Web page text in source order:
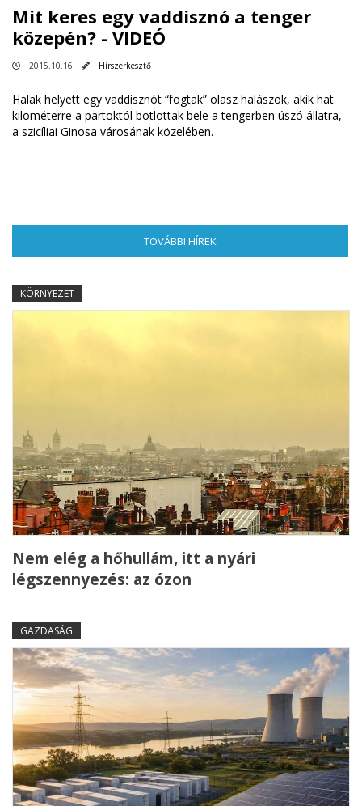
Mit keres egy vaddisznó a tenger
közepén? - VIDEÓ
2015.10.16 Hírszerkesztő
Halak helyett egy vaddisznót “fogtak” olasz halászok, akik hat
kilométerre a partoktól botlottak bele a tengerben úszó állatra,
a szicíliai Ginosa városának közelében.
TOVÁBBI HÍREK
KÖRNYEZET
Nem elég a hőhullám, itt a nyári
légszennyezés: az ózon
GAZDASÁG